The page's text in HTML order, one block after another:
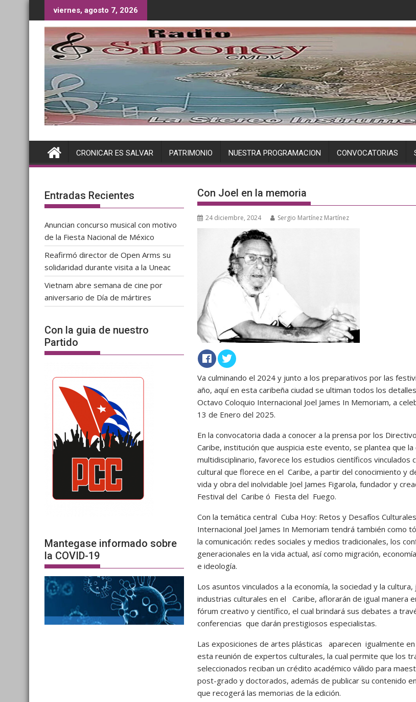
al
contenido
viernes, agosto 7, 2026
CRONICAR ES SALVAR PATRIMONIO NUESTRA PROGRAMACION CONVOCATORIAS
Con Joel en la memoria
24 diciembre, 2024 Sergio Martínez Martínez
Va culminando el 2024 y junto a los preparativos por las
año, aquí en esta caribeña ciudad se ultiman todos los
Octavo Coloquio Internacional Joel James In Memoriam, a
13 de Enero del 2025.
En la convocatoria dada a conocer a la prensa por los
Caribe, institución que auspicia este evento, se plantea que la
multidisciplinario, favorece los estudios científicos vinculados
cultural que florece en el Caribe, a partir del conocimiento y
vida y obra del inolvidable Joel James Figarola, fundador y
Festival del Caribe ó Fiesta del Fuego.
Con la temática central Cuba Hoy: Retos y Desafíos
Internacional Joel James In Memoriam tendrá también como
la comunicación: redes sociales y medios tradicionales, los
generacionales en la vida actual, así como migración,
e ideología.
Los asuntos vinculados a la economía, la sociedad y la cultura,
industrias culturales en el Caribe, aflorarán de igual manera
fórum creativo y científico, el cual brindará sus debates a
conferencias que darán prestigiosos especialistas.
Las exposiciones de artes plásticas aparecen igualmente
esta reunión de expertos culturales, la cual permite que los
seleccionados reciban un crédito académico válido para
post-grado y doctorados, además de publicar su contenido
que recogerá las memorias de la edición.
Entradas Recientes
Anuncian concurso musical con motivo
de la Fiesta Nacional de México
Reafirmó director de Open Arms su
solidaridad durante visita a la Uneac
Vietnam abre semana de cine por
aniversario de Día de mártires
Con la guia de nuestro
Partido
Mantegase informado sobre
la COVID-19